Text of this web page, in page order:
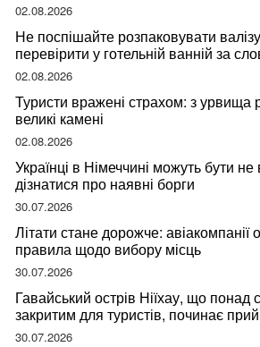
02.08.2026
Не поспішайте розпаковувати
перевірити у готельній ванній за
мандрівниці
02.08.2026
Туристи вражені страхом: з урвища
великі камені
02.08.2026
Українці в Німеччині можуть бути
дізнатися про наявні борги
30.07.2026
Літати стане дорожче: авіакомпанії
правила щодо вибору місць
30.07.2026
Гавайський острів Ніїхау, що понад
закритим для туристів, починає
відвідувачів
30.07.2026